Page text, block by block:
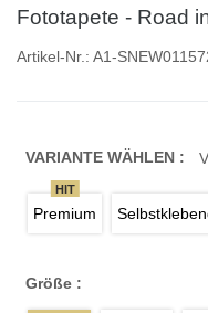
Fototapete - Road
Artikel-Nr.: A1-
VARIANTE WÄHLEN :
Premium
HIT
Größe :